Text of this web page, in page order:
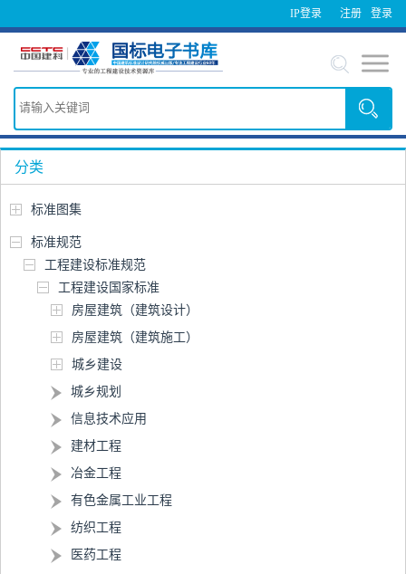
IP登录 登录
注册
分类
标准图集
标准规范
工程建设标准规范
工程建设国家标准
房屋建筑（建筑设计）
房屋建筑（建筑施工）
城乡建设
城乡规划
信息技术应用
建材工程
冶金工程
有色金属工业工程
纺织工程
医药工程